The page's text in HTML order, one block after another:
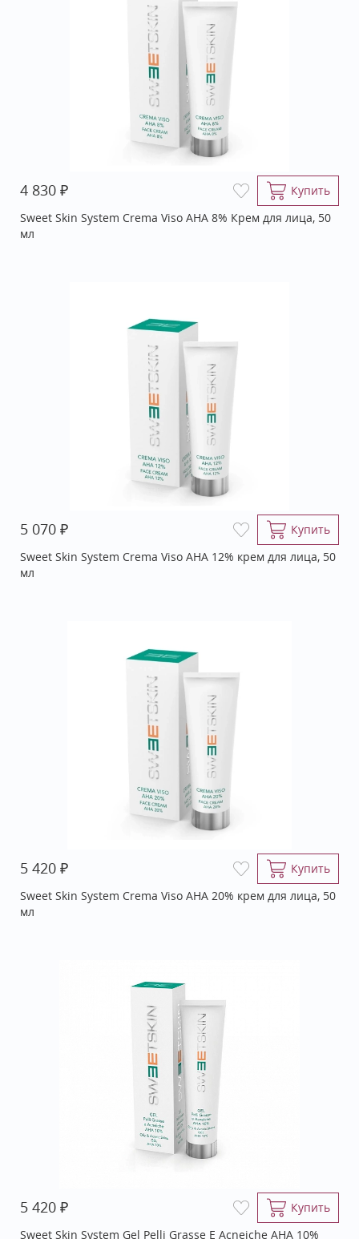
4 830 ₽
Купить
Sweet Skin System Crema Viso АНА 8% Крем для лица, 50
мл
5 070 ₽
Купить
Sweet Skin System Crema Viso АНА 12% крем для лица, 50
мл
5 420 ₽
Купить
Sweet Skin System Crema Viso АНА 20% крем для лица, 50
мл
5 420 ₽
Купить
Sweet Skin System Gel Pelli Grasse E Acneiche АНА 10%